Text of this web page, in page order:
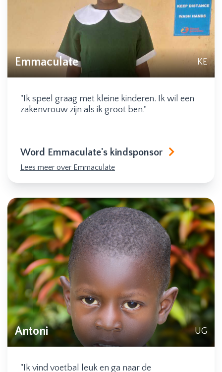
Emmaculate KE
"Ik speel graag met kleine kinderen. Ik wil een
zakenvrouw zijn als ik groot ben."
Word Emmaculate's kindsponsor
Lees meer over Emmaculate
Antoni UG
"Ik vind voetbal leuk en ga naar de